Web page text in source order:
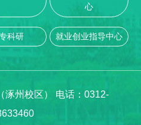
心
科研 就业创业指导中心
涿州校区） 电话：0312-